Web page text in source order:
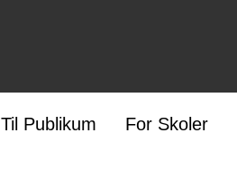
Til Publikum For Skoler